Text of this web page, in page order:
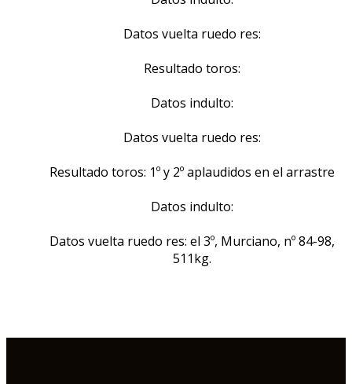
Datos vuelta ruedo res:
Resultado toros:
Datos indulto:
Datos vuelta ruedo res:
Resultado toros: 1º y 2º aplaudidos en el arrastre
Datos indulto:
Datos vuelta ruedo res: el 3º, Murciano, nº 84-98,
511kg.